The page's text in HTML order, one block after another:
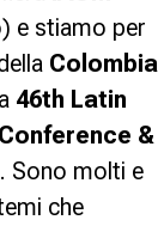
e stiamo per
Colombia
46th Latin
&
Sono molti e
che